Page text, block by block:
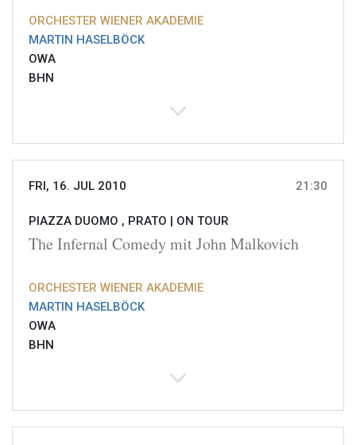
ORCHESTER WIENER AKADEMIE
MARTIN HASELBÖCK
OWA
BHN
FRI, 16. JUL 2010 21:30
PIAZZA DUOMO , PRATO | ON TOUR
The Infernal Comedy mit John Malkovich
ORCHESTER WIENER AKADEMIE
MARTIN HASELBÖCK
OWA
BHN